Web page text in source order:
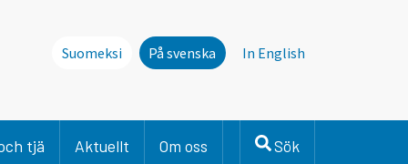
Suomeksi På svenska In English
tjä Aktuellt Om oss Sök